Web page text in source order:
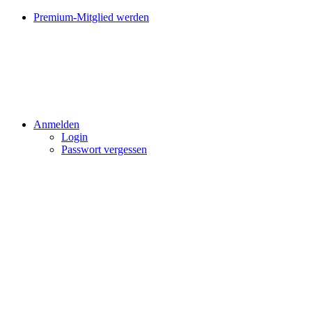
Premium-Mitglied werden
Anmelden
Login
Passwort vergessen